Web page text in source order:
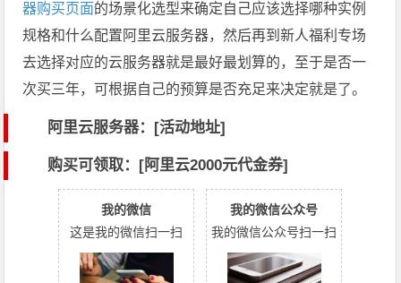
器购买页面的场景化选型来确定自己应该选择哪种实例
规格和什么配置阿里云服务器，然后再到新人福利专场
去选择对应的云服务器就是最好最划算的，至于是否一
次买三年，可根据自己的预算是否充足来决定就是了。
阿里云服务器：[活动地址]
购买可领取：[阿里云2000元代金券]
我的微信
这是我的微信扫一扫
我的微信公众号
我的微信公众号扫一扫